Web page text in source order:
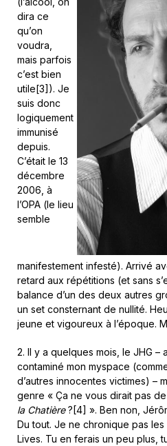
dira ce
qu’on
voudra,
mais parfois
c’est bien
utile[3]). Je
suis donc
logiquement
immunisé
depuis.
C’était le 13
décembre
2006, à
l’OPA (le lieu
semble
manifestement infesté). Arrivé
retard aux répétitions (et sans
balance d’un des deux autres
un set consternant de nullité.
jeune et vigoureux à l’époque.
2. Il y a quelques mois, le JHG –
contaminé mon myspace
d’autres innocentes victimes) –
genre « Ça ne vous dirait pas
la Chatière?[4] ». Ben non,
Du tout. Je ne chronique pas les
Lives. Tu en ferais un peu plus,